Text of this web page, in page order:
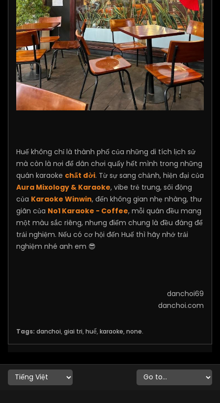
Huế không chỉ là thành phố của những di tích lịch sử
mà còn là nơi để dân chơi quẩy hết mình trong những
quán karaoke chất đời. Từ sự sang chảnh, hiện đại của
Aura Mixology & Karaoke, vibe trẻ trung, sôi động
của Karaoke Winwin, đến không gian nhẹ nhàng, thư
giãn của No1 Karaoke - Coffee, mỗi quán đều mang
một màu sắc riêng, nhưng điểm chung là đều đáng để
trải nghiệm. Nếu có cơ hội đến Huế thì hãy nhớ trải
nghiệm nhé anh em 😎
danchoi69
danchoi.com
Tags: danchoi, giai tri, huế, karaoke, none.